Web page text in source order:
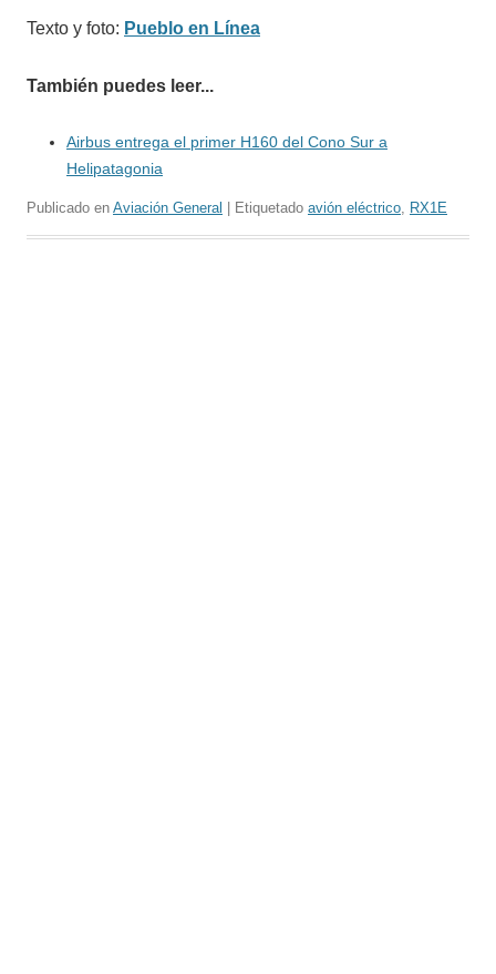
Texto y foto: Pueblo en Línea
También puedes leer...
Airbus entrega el primer H160 del Cono Sur a
Helipatagonia
Publicado en Aviación General | Etiquetado avión eléctrico RX1E